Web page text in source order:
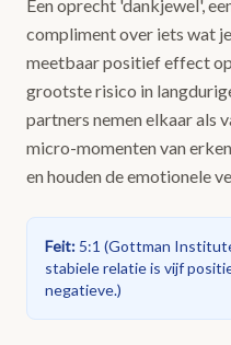
Een oprecht 'dankjewel',
compliment over iets wat
meetbaar positief effect
grootste risico in
partners nemen elkaar als
micro-momenten van
en houden de emotionele
Feit: 5:1 (Gottman
stabiele relatie is vijf
negatieve.)